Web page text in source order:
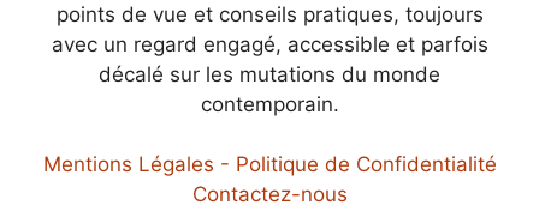
points de vue et conseils pratiques, toujours
avec un regard engagé, accessible et parfois
décalé sur les mutations du monde
contemporain.
Mentions Légales - Politique de Confidentialité
Contactez-nous